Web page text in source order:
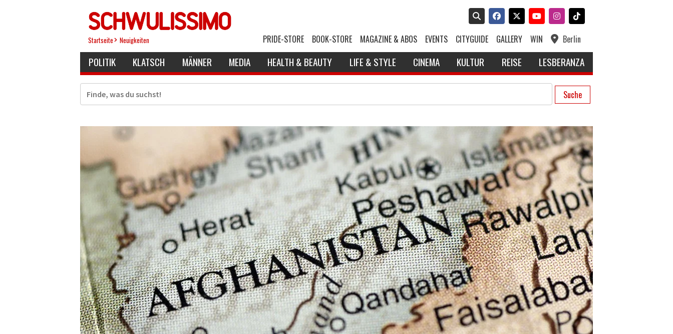
Startseite Neuigkeiten PRIDE-STORE BOOK-STORE MAGAZINE & ABOS EVENTS CITYGUIDE GALLERY WIN Berlin
POLITIK KLATSCH MÄNNER MEDIA HEALTH & BEAUTY LIFE & STYLE CINEMA KULTUR REISE LESBERANZA
Suche